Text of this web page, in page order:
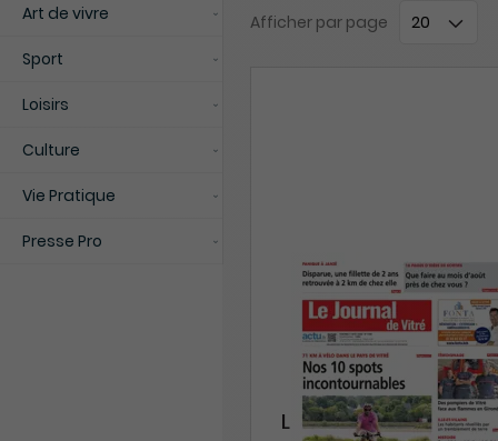
Art de vivre
Sport
Loisirs
Culture
Vie Pratique
Presse Pro
Afficher par page
Le Journal de Vitré